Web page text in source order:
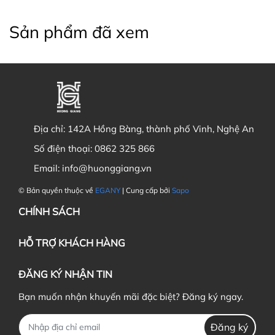
Sản phẩm đã xem
Địa chỉ: 142A Hồng Bàng, thành phố Vinh, Nghệ An
Số điện thoại: 0862 325 866
Email: info@huonggiang.vn
© Bản quyền thuộc về EGANY | Cung cấp bởi Sapo
CHÍNH SÁCH
HỖ TRỢ KHÁCH HÀNG
ĐĂNG KÝ NHẬN TIN
Bạn muốn nhận khuyến mãi đặc biệt? Đăng ký ngay.
Đăng ký